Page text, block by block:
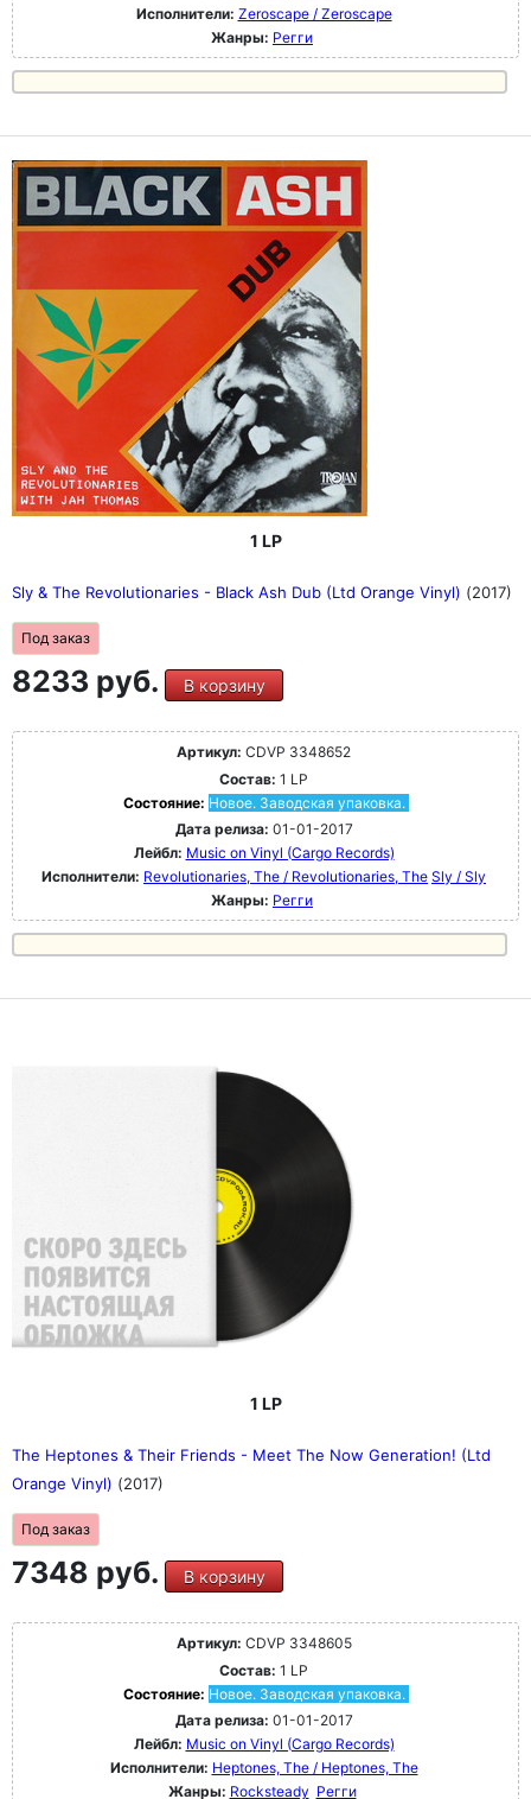
Исполнители: Zeroscape / Zeroscape
Жанры: Регги
1 LP
Sly & The Revolutionaries - Black Ash Dub (Ltd Orange Vinyl) (2017)
Под заказ
8233 руб. В корзину
Артикул: CDVP 3348652
Состав: 1 LP
Состояние: Новое. Заводская упаковка.
Дата релиза: 01-01-2017
Лейбл: Music on Vinyl (Cargo Records)
Исполнители: Revolutionaries, The / Revolutionaries, The Sly / Sly
Жанры: Регги
1 LP
The Heptones & Their Friends - Meet The Now Generation! (Ltd
Orange Vinyl) (2017)
Под заказ
7348 руб. В корзину
Артикул: CDVP 3348605
Состав: 1 LP
Состояние: Новое. Заводская упаковка.
Дата релиза: 01-01-2017
Лейбл: Music on Vinyl (Cargo Records)
Исполнители: Heptones, The / Heptones, The
Жанры: Rocksteady Регги